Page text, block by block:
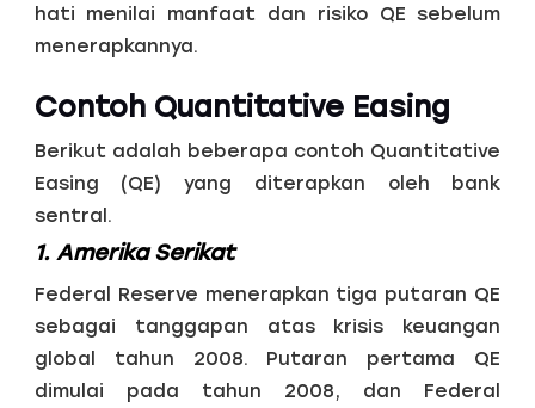
hati menilai manfaat dan risiko QE sebelum
menerapkannya.
Contoh Quantitative Easing
Berikut adalah beberapa contoh Quantitative
Easing (QE) yang diterapkan oleh bank
sentral.
1. Amerika Serikat
Federal Reserve menerapkan tiga putaran QE
sebagai tanggapan atas krisis keuangan
global tahun 2008. Putaran pertama QE
dimulai pada tahun 2008, dan Federal